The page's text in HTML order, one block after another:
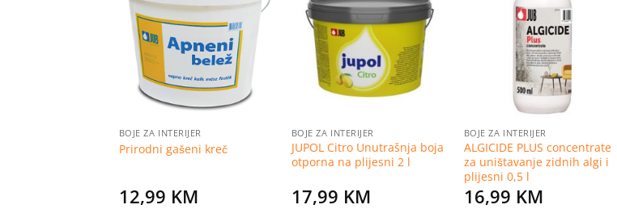
Dodaj
listu
želja
BOJE ZA INTERIJER
Prirodni gašeni kreč
12,99 KM
Dodaj
na
listu
želja
BOJE ZA INTERIJER
JUPOL Citro Unutrašnja boja
otporna na plijesni 2 l
17,99 KM
BOJE ZA INTERIJER
ALGICIDE PLUS concentrate
za uništavanje zidnih algi i
plijesni 0,5 l
16,99 KM